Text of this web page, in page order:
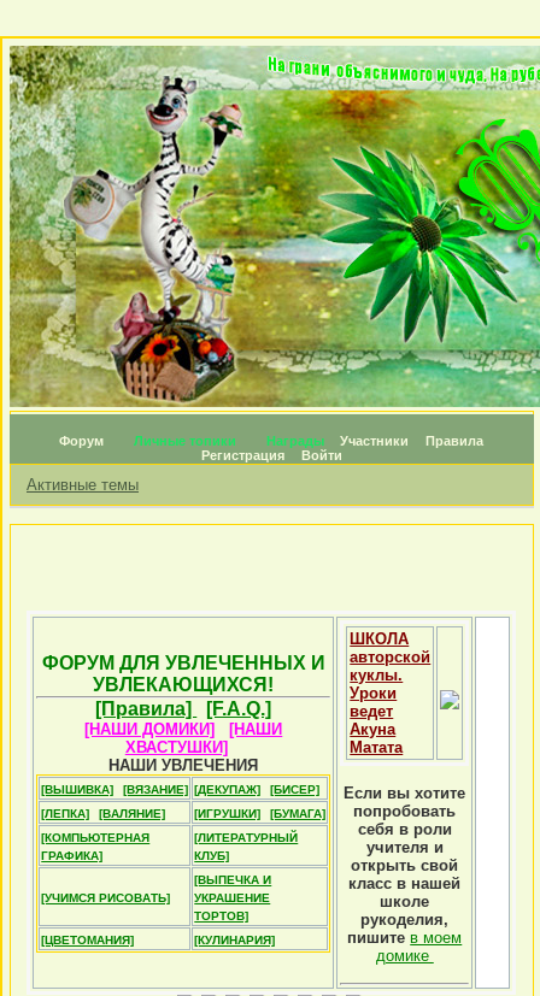
Форум Личные топики Награды Участники
Правила
Регистрация
Войти
Активные темы
ФОРУМ ДЛЯ УВЛЕЧЕННЫХ И
УВЛЕКАЮЩИХСЯ!
[Правила]
[F.A.Q.]
[НАШИ ДОМИКИ]
[НАШИ
ХВАСТУШКИ]
НАШИ УВЛЕЧЕНИЯ
[ВЫШИВКА] [ВЯЗАНИЕ] [ДЕКУПАЖ]
[БИСЕР]
[ЛЕПКА]
[ВАЛЯНИЕ] [ИГРУШКИ]
[БУМАГА]
[КОМПЬЮТЕРНАЯ
ГРАФИКА]
[ЛИТЕРАТУРНЫЙ
КЛУБ]
[УЧИМСЯ РИСОВАТЬ]
[ВЫПЕЧКА И
УКРАШЕНИЕ
ТОРТОВ]
[ЦВЕТОМАНИЯ]
[КУЛИНАРИЯ]
ШКОЛА
авторской
куклы.
Уроки
ведет
Акуна
Матата
Если вы хотите
попробовать
себя в роли
учителя и
открыть свой
класс в нашей
школе
рукоделия,
пишите в моем
домике